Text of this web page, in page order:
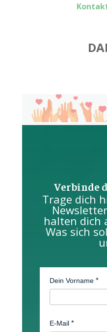
Verbinde
Trage dich
halten dich
Was sich
Dein Vorname
E-Mail